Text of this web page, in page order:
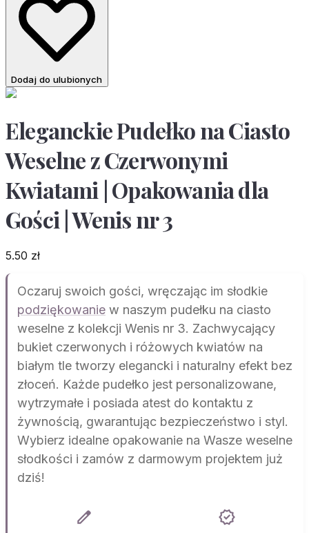
Dodaj do ulubionych
Eleganckie Pudełko na Ciasto
Weselne z Czerwonymi
Kwiatami | Opakowania dla
Gości | Wenis nr 3
5.50 zł
Oczaruj swoich gości, wręczając im słodkie
podziękowanie w naszym pudełku na ciasto
weselne z kolekcji Wenis nr 3. Zachwycający
bukiet czerwonych i różowych kwiatów na
białym tle tworzy elegancki i naturalny efekt bez
złoceń. Każde pudełko jest personalizowane,
wytrzymałe i posiada atest do kontaktu z
żywnością, gwarantując bezpieczeństwo i styl.
Wybierz idealne opakowanie na Wasze weselne
słodkości i zamów z darmowym projektem już
dziś!
edit verified